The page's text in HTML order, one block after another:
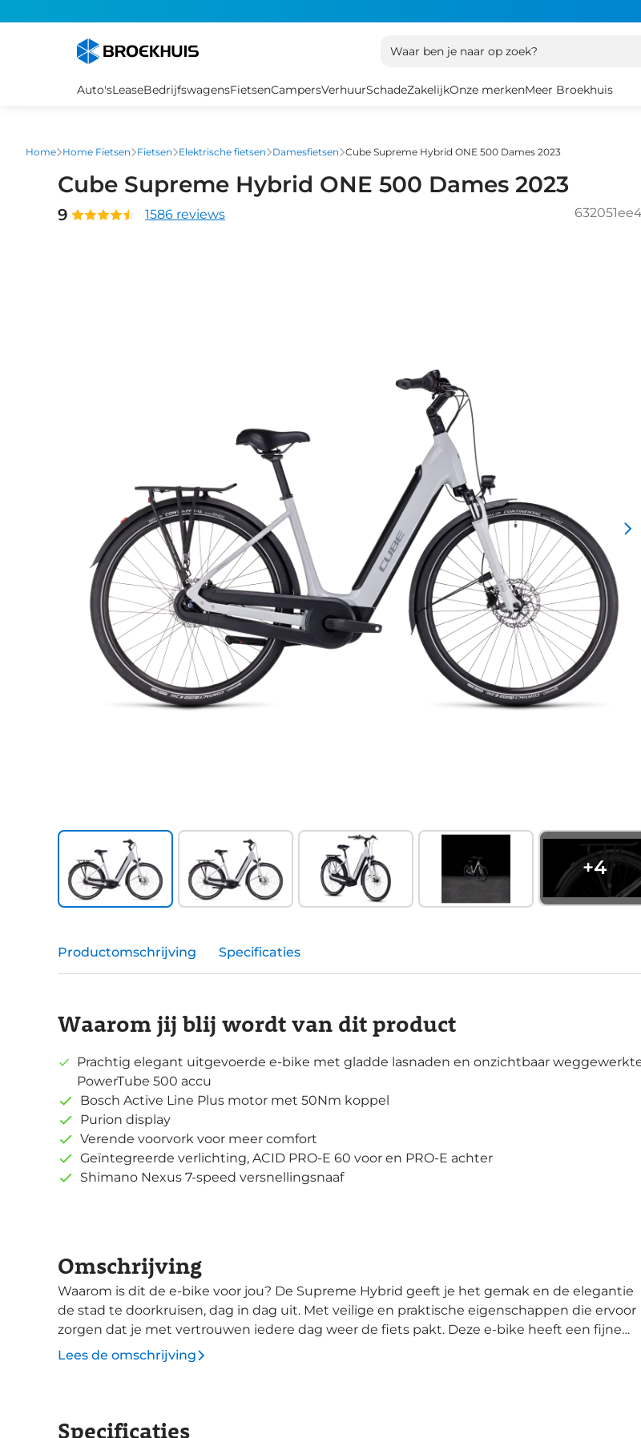
Waar ben je naar op zoek?
Auto'sLeaseBedrijfswagensFietsenCampersVerhuurSchadeZakelijkOnze merkenMeer Broekhuis
Home Home Fietsen Fietsen Elektrische fietsen Damesfietsen Cube Supreme Hybrid ONE 500 Dames 2023
Cube Supreme Hybrid ONE 500 Dames 2023
9 1586 reviews
+4
Productomschrijving Specificaties
Waarom jij blij wordt van dit product
Prachtig elegant uitgevoerde e-bike met gladde lasnaden en onzichtbaar
PowerTube 500 accu
Bosch Active Line Plus motor met 50Nm koppel
Purion display
Verende voorvork voor meer comfort
Geïntegreerde verlichting, ACID PRO-E 60 voor en PRO-E achter
Shimano Nexus 7-speed versnellingsnaaf
Omschrijving
Waarom is dit de e-bike voor jou? De Supreme Hybrid geeft je het gemak en de elegantie
de stad te doorkruisen, dag in dag uit. Met veilige en praktische eigenschappen die ervoor
zorgen dat je met vertrouwen iedere dag weer de fiets pakt. Deze e-bike heeft een fijne
lage instap, zodat je bij stoplichten en terrasjes met gemak kunt stoppen en afstappen. Wat
Hybrid prima handelen. En mocht je de Supreme Hybrid voor lange tochten pakken - wat
Lees de omschrijving
Specificaties